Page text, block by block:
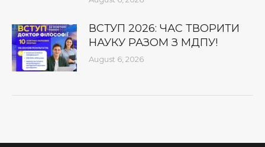
ВСТУП 2026: ЧАС ТВОРИТИ
НАУКУ РАЗОМ З МДПУ!
August 6, 2026